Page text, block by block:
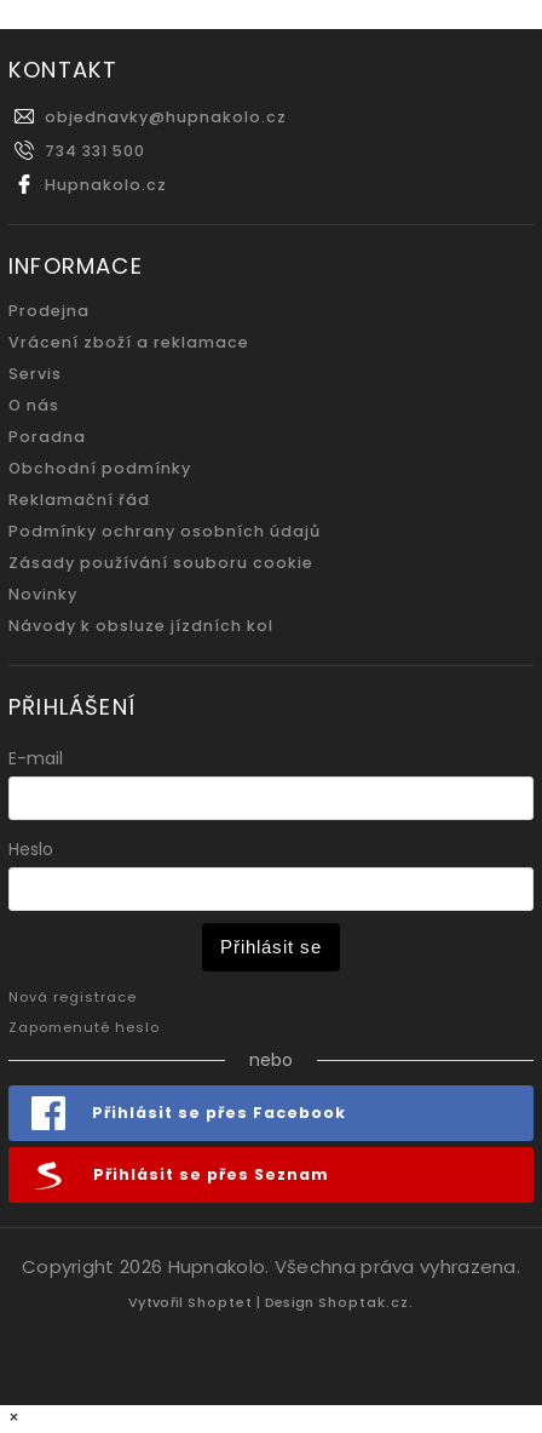
KONTAKT
objednavky@hupnakolo.cz
734 331 500
Hupnakolo.cz
INFORMACE
Prodejna
Vrácení zboží a reklamace
Servis
O nás
Poradna
Obchodní podmínky
Reklamační řád
Podmínky ochrany osobních údajů
Zásady používání souboru cookie
Novinky
Návody k obsluze jízdních kol
PŘIHLÁŠENÍ
E-mail
Heslo
Přihlásit se
Nová registrace
Zapomenuté heslo
nebo
Přihlásit se přes Facebook
Přihlásit se přes Seznam
Copyright 2026 Hupnakolo. Všechna práva vyhrazena.
Vytvořil Shoptet | Design Shoptak.cz.
×